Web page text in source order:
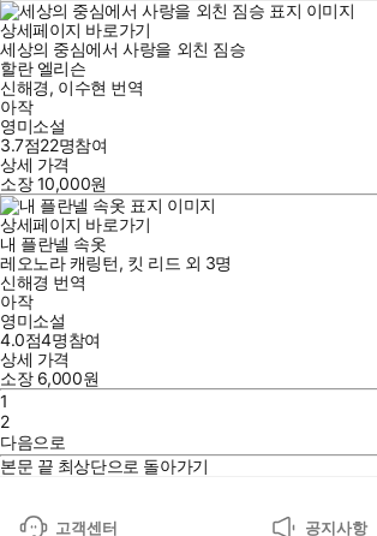
상세페이지 바로가기
세상의 중심에서 사랑을 외친 짐승
할란 엘리슨
신해경, 이수현 번역
아작
영미소설
3.7점22명참여
상세 가격
소장10,000원
상세페이지 바로가기
내 플란넬 속옷
레오노라 캐링턴, 킷 리드 외 3명
신해경 번역
아작
영미소설
4.0점4명참여
상세 가격
소장 6,000원
1
2
다음으로
본문 끝 최상단으로 돌아가기
고객센터 공지사항